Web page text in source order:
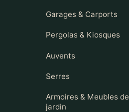
Garages & Carports
Pergolas & Kiosques
Auvents
Serres
Armoires & Meubles de
jardin